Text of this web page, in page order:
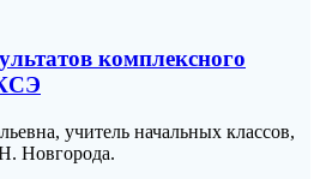
комплексного
учитель начальных классов,
Новгорода.